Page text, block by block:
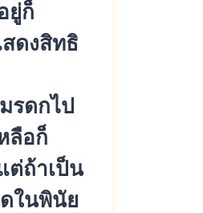
ยู่ก็
ดงสิทธิ
รดกไป
ลือก็
ต่ถ้าเป็น
ในพินัย